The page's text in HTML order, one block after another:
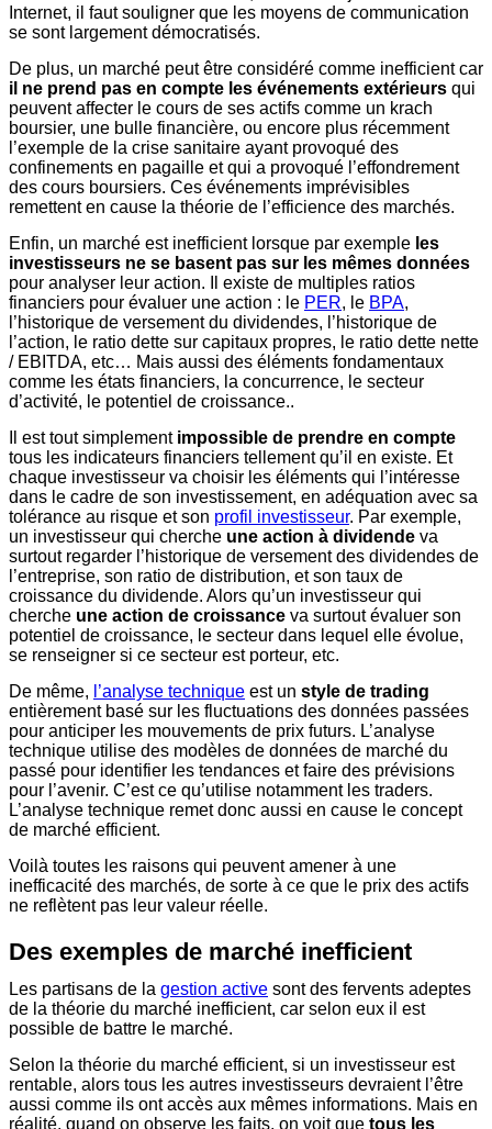
Internet, il faut souligner que les moyens de communication
se sont largement démocratisés.
De plus, un marché peut être considéré comme inefficient car
il ne prend pas en compte les événements extérieurs qui
peuvent affecter le cours de ses actifs comme un krach
boursier, une bulle financière, ou encore plus récemment
l’exemple de la crise sanitaire ayant provoqué des
confinements en pagaille et qui a provoqué l’effondrement
des cours boursiers. Ces événements imprévisibles
remettent en cause la théorie de l’efficience des marchés.
Enfin, un marché est inefficient lorsque par exemple les
investisseurs ne se basent pas sur les mêmes données
pour analyser leur action. Il existe de multiples ratios
financiers pour évaluer une action : le PER, le BPA,
l’historique de versement du dividendes, l’historique de
l’action, le ratio dette sur capitaux propres, le ratio dette nette
/ EBITDA, etc… Mais aussi des éléments fondamentaux
comme les états financiers, la concurrence, le secteur
d’activité, le potentiel de croissance..
Il est tout simplement impossible de prendre en compte
tous les indicateurs financiers tellement qu’il en existe. Et
chaque investisseur va choisir les éléments qui l’intéresse
dans le cadre de son investissement, en adéquation avec sa
tolérance au risque et son profil investisseur. Par exemple,
un investisseur qui cherche une action à dividende va
surtout regarder l’historique de versement des dividendes de
l’entreprise, son ratio de distribution, et son taux de
croissance du dividende. Alors qu’un investisseur qui
cherche une action de croissance va surtout évaluer son
potentiel de croissance, le secteur dans lequel elle évolue,
se renseigner si ce secteur est porteur, etc.
De même, l’analyse technique est un style de trading
entièrement basé sur les fluctuations des données passées
pour anticiper les mouvements de prix futurs. L’analyse
technique utilise des modèles de données de marché du
passé pour identifier les tendances et faire des prévisions
pour l’avenir. C’est ce qu’utilise notamment les traders.
L’analyse technique remet donc aussi en cause le concept
de marché efficient.
Voilà toutes les raisons qui peuvent amener à une
inefficacité des marchés, de sorte à ce que le prix des actifs
ne reflètent pas leur valeur réelle.
Des exemples de marché inefficient
Les partisans de la gestion active sont des fervents adeptes
de la théorie du marché inefficient, car selon eux il est
possible de battre le marché.
Selon la théorie du marché efficient, si un investisseur est
rentable, alors tous les autres investisseurs devraient l’être
aussi comme ils ont accès aux mêmes informations. Mais en
réalité, quand on observe les faits, on voit que tous les